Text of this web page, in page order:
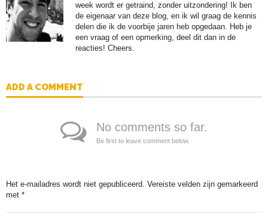
week wordt er getraind, zonder uitzondering! Ik ben
de eigenaar van deze blog, en ik wil graag de kennis
delen die ik de voorbije jaren heb opgedaan. Heb je
een vraag of een opmerking, deel dit dan in de
reacties! Cheers.
ADD A COMMENT
No comments so far.
Be first to leave comment below.
Het e-mailadres wordt niet gepubliceerd. Vereiste velden zijn gemarkeerd
met *